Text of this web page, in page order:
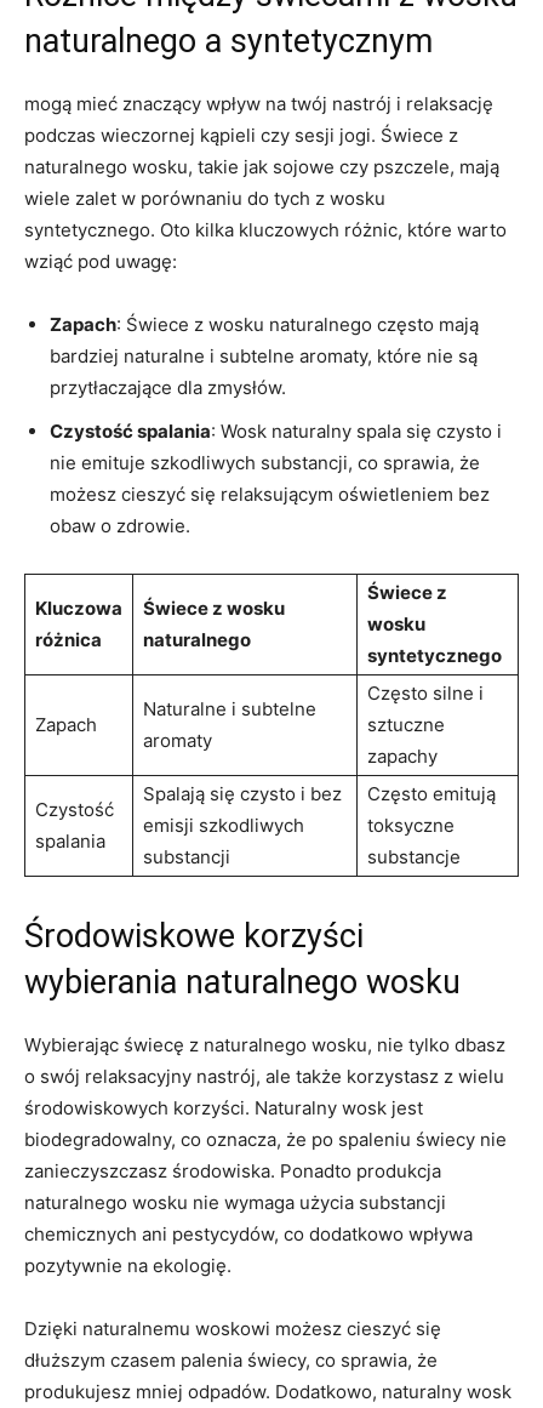
naturalnego ‌a syntetycznym
mogą mieć znaczący⁢ wpływ na twój nastrój i relaksację
podczas wieczornej kąpieli czy sesji jogi. Świece z ​
naturalnego wosku, takie jak sojowe‍ czy pszczele, mają‍
wiele zalet w porównaniu do tych z wosku
⁤syntetycznego. Oto kilka kluczowych różnic, które warto‍
wziąć pod uwagę:
Zapach: Świece z wosku ​naturalnego często mają
bardziej naturalne i subtelne aromaty, które nie ​są‌
przytłaczające dla zmysłów.
Czystość spalania: Wosk naturalny spala się czysto ‍i
nie emituje szkodliwych substancji, co ⁣sprawia, że
możesz cieszyć się relaksującym oświetleniem bez
obaw o zdrowie.
Kluczowa
⁢różnica
Świece z wosku
naturalnego
Świece z
wosku
syntetycznego
Zapach
Naturalne i subtelne
aromaty
Często⁣ silne⁢ i
sztuczne
zapachy
Czystość
spalania
Spalają się ⁢czysto i bez
⁢emisji ‌szkodliwych
substancji
Często emitują
toksyczne
⁢substancje
Środowiskowe korzyści
wybierania naturalnego wosku
Wybierając⁤ świecę z naturalnego wosku, ​nie⁣ tylko dbasz
o​ swój relaksacyjny nastrój, ⁤ale także korzystasz ‍z wielu
środowiskowych korzyści.⁣ Naturalny wosk jest
biodegradowalny, co oznacza, że po spaleniu świecy nie
zanieczyszczasz środowiska. Ponadto produkcja
naturalnego wosku nie wymaga użycia​ substancji
⁤chemicznych ani pestycydów, co dodatkowo wpływa
pozytywnie ​na ekologię.
Dzięki naturalnemu woskowi możesz cieszyć się
dłuższym‌ czasem palenia świecy, co sprawia,⁢ że
produkujesz mniej odpadów. Dodatkowo, naturalny wosk